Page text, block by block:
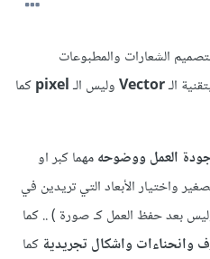
الشعارات والمطبوعات
الـVectorوليس الـpixelكما
العمل ووضوحهمهما كبر او
واختيار الأبعاد التي تريدين في
بعد حفظ العمل كـ صورة ) .. كما
وانحناءات واشكال تجريديةكما